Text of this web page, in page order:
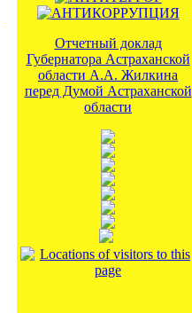
Отчетный доклад
Губернатора Астраханской
области А.А. Жилкина
перед Думой Астраханской
области